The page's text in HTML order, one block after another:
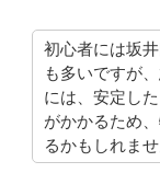
初心者には坂
も多いですが
には、安定し
がかかるため
るかもしれませ